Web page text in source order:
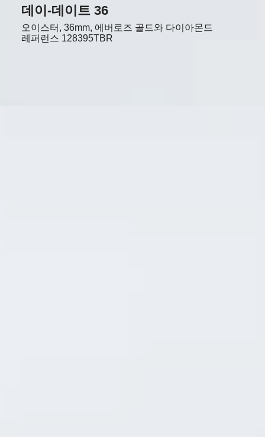
데이-데이트 36
오이스터, 36mm, 에버로즈 골드와 다이아몬드
레퍼런스 128395TBR